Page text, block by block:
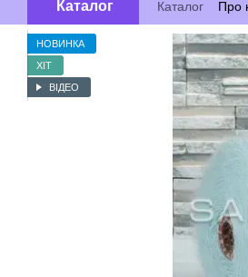
Каталог Каталог Про
НОВИНКА
ХІТ
ВІДЕО